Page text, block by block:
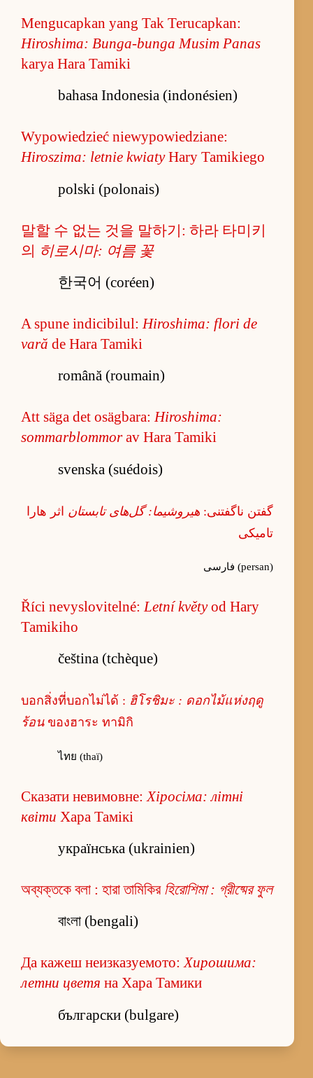
Mengucapkan yang Tak Terucapkan:
Hiroshima: Bunga-bunga Musim Panas
karya Hara Tamiki
bahasa Indonesia (indonésien)
Wypowiedzieć niewypowiedziane:
Hiroszima: letnie kwiatyHary Tamikiego
polski (polonais)
말할 수 없는 것을 말하기: 하라 타미키
의 히로시마: 여름 꽃
한국어 (coréen)
A spune indicibilul:Hiroshima: flori de
vară de Hara Tamiki
română (roumain)
Att säga det osägbara:Hiroshima:
sommarblommorav Hara Tamiki
svenska (suédois)
گفتن ناگفتنی: هیروشیما: گل‌های تابستان اثر هارا
تامیکی
فارسی (persan)
Říci nevyslovitelné:Letní květyod Hary
Tamikiho
čeština (tchèque)
บอกสิ่งที่บอกไม่ได้ : ฮิโรชิมะ : ดอกไม้แห่งฤดู
ร้อนของฮาระ ทามิกิ
ไทย (thaï)
Сказати невимовне: Хіросіма: літні
квіти Хара Тамікі
українська (ukrainien)
অব্যক্তকে বলা : হারা তামিকির হিরোশিমা : গ্রীষ্মের ফুল
বাংলা (bengali)
Да кажеш неизказуемото:Хирошима:
летни цветя на Хара Тамики
български (bulgare)